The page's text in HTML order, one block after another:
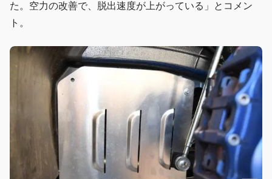
た。空力の改善で、脱出速度が上がっている」とコメン
ト。